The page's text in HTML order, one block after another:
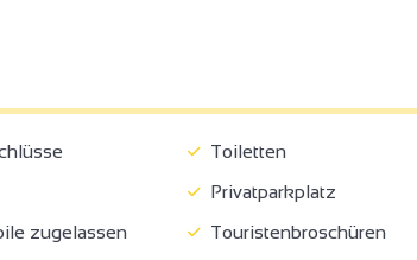
Toiletten
Privatparkplatz
zugelassen Touristenbroschüren